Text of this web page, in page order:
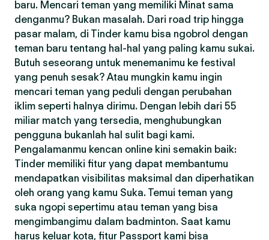
baru. Mencari teman yang memiliki Minat sama
denganmu? Bukan masalah. Dari road trip hingga
pasar malam, di Tinder kamu bisa ngobrol dengan
teman baru tentang hal-hal yang paling kamu sukai.
Butuh seseorang untuk menemanimu ke festival
yang penuh sesak? Atau mungkin kamu ingin
mencari teman yang peduli dengan perubahan
iklim seperti halnya dirimu. Dengan lebih dari 55
miliar match yang tersedia, menghubungkan
pengguna bukanlah hal sulit bagi kami.
Pengalamanmu kencan online kini semakin baik:
Tinder memiliki fitur yang dapat membantumu
mendapatkan visibilitas maksimal dan diperhatikan
oleh orang yang kamu Suka. Temui teman yang
suka ngopi sepertimu atau teman yang bisa
mengimbangimu dalam badminton. Saat kamu
harus keluar kota, fitur Passport kami bisa